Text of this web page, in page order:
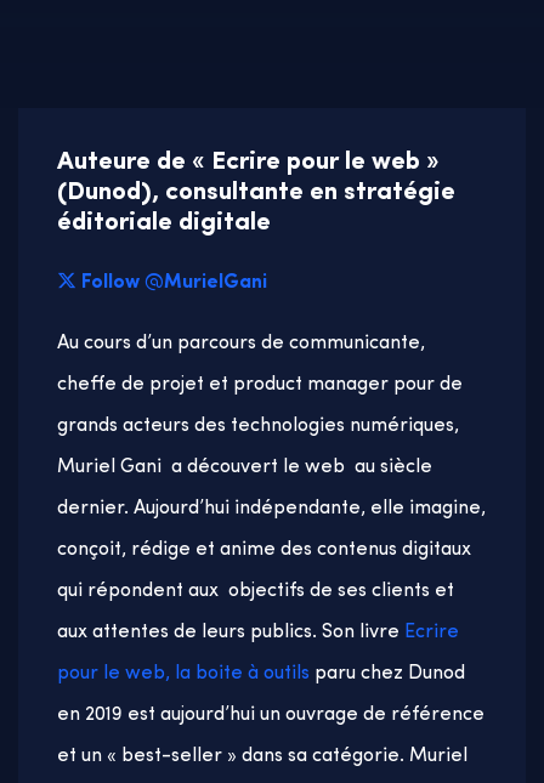
Auteure de « Ecrire pour le web »
(Dunod), consultante en stratégie
éditoriale digitale
Follow @MurielGani
Au cours d’un parcours de communicante,
cheffe de projet et product manager pour de
grands acteurs des technologies numériques,
Muriel Gani a découvert le web au siècle
dernier. Aujourd’hui indépendante, elle imagine,
conçoit, rédige et anime des contenus digitaux
qui répondent aux objectifs de ses clients et
aux attentes de leurs publics. Son livre Ecrire
pour le web, la boite à outils paru chez Dunod
en 2019 est aujourd’hui un ouvrage de référence
et un « best-seller » dans sa catégorie. Muriel